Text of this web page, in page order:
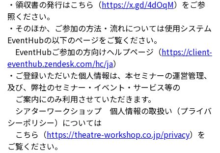
・領収書の発行はこちら（https://x.gd/4dOqM）をご参
照ください。
・そのほか、ご参加の方法・流れについては使用システム
EventHubの以下のページをご覧ください。
EventHubご参加の方向けヘルプページ（https://client-
eventhub.zendesk.com/hc/ja）
・ご登録いただいた個人情報は、本セミナーの運営管理、
及び、弊社のセミナー・イベント・サービス等の
ご案内にのみ利用させていただきます。
シアターワークショップ 個人情報の取扱い（プライバ
シーポリシー）については
こちら（https://theatre-workshop.co.jp/privacy）を
ご覧ください。